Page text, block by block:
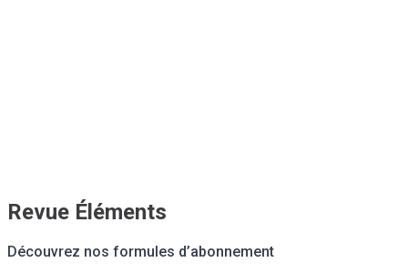
Revue Éléments
Découvrez nos formules d’abonnement